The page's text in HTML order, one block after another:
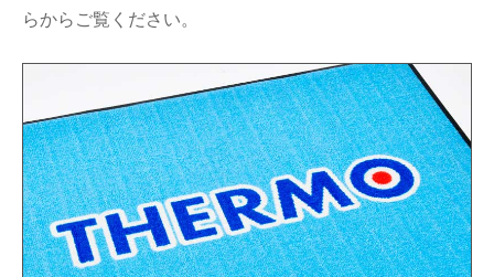
らからご覧ください。